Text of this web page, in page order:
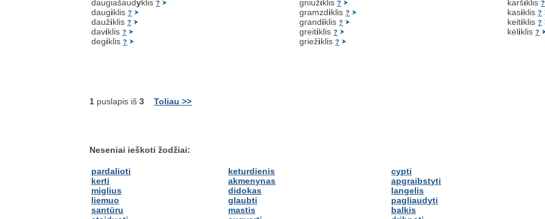
daugiašaudyklis?
daugiklis?
daužiklis?
daviklis?
degiklis?
gniužiklis?
gramzdiklis?
grandiklis?
greitiklis?
griežiklis?
karšiklis?
kasiklis?
keitiklis?
kėliklis?
1 puslapis iš3 Toliau >>
Neseniai ieškoti žodžiai:
pardalioti
kerti
miglius
liemuo
santūru
keturdienis
akmenynas
didokas
glaubti
mastis
cypti
apgraibstyti
langelis
pagliaudyti
balkis